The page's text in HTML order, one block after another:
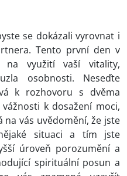
se dokázali vyrovnat i
Tento první den v
využití vaší vitality,
osobnosti. Neseďte
k rozhovoru s dvěma
k dosažení moci,
na vás uvědomění, že jste
situaci a tím jste
úroveň porozumění a
spirituální posun a